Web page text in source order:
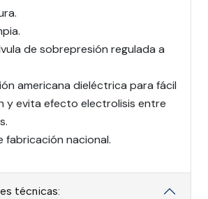
de sobrepresión regulada a
americana dieléctrica para fácil
y evita efecto electrolisis entre
fabricación nacional.
técnicas: